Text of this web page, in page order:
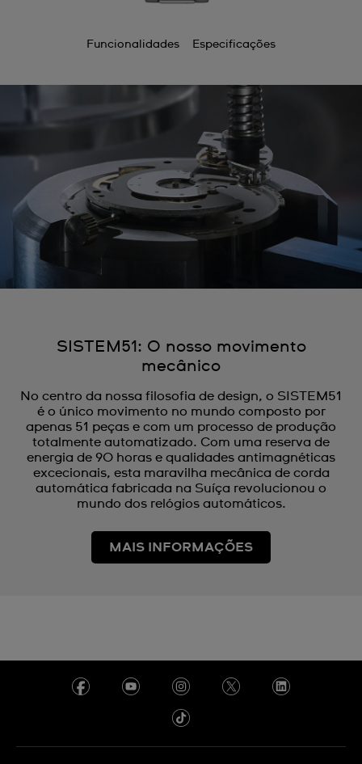
Funcionalidades Especificações
SISTEM51: O nosso movimento
mecânico
No centro da nossa filosofia de design, o SISTEM51
é o único movimento no mundo composto por
apenas 51 peças e com um processo de produção
totalmente automatizado. Com uma reserva de
energia de 90 horas e qualidades antimagnéticas
excecionais, esta maravilha mecânica de corda
automática fabricada na Suíça revolucionou o
mundo dos relógios automáticos.
MAIS INFORMAÇÕES